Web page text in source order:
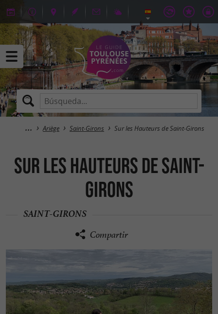
Ariège Saint-Girons Sur les Hauteurs de Saint-Girons
Sur les Hauteurs de Saint-
Girons
SAINT-GIRONS
Compartir